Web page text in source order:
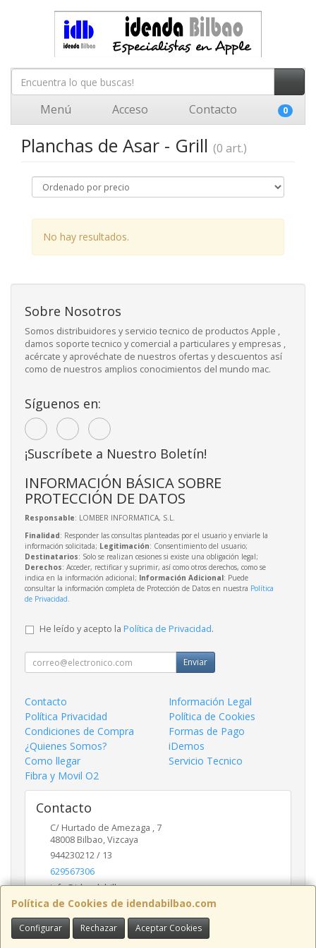
Menú Acceso Contacto 0
Planchas de Asar - Grill (0 art.)
No hay resultados.
Política de Cookies de idendabilbao.com
Configurar Rechazar Aceptar Cookies
Sobre Nosotros
Somos distribuidores y servicio tecnico de productos Apple ,
damos soporte tecnico y comercial a particulares y empresas ,
acércate y aprovéchate de nuestros ofertas y descuentos así
como de nuestros amplios conocimientos del mundo mac.
Síguenos en:
¡Suscríbete a Nuestro Boletín!
INFORMACIÓN BÁSICA SOBRE
PROTECCIÓN DE DATOS
Responsable: LOMBER INFORMATICA, S.L.
Finalidad: Responder las consultas planteadas por el usuario y enviarle la
información solicitada; Legitimación: Consentimiento del usuario;
Destinatarios: Solo se realizan cesiones si existe una obligación legal;
Derechos: Acceder, rectificar y suprimir, así como otros derechos, como se
indica en la información adicional; Información Adicional: Puede
consultar la información completa de Protección de Datos en nuestra Política
de Privacidad.
He leído y acepto la Política de Privacidad.
Enviar
Contacto
Información Legal
Política Privacidad
Política de Cookies
Condiciones de Compra
Formas de Pago
¿Quienes Somos?
iDemos
Como llegar
Servicio Tecnico
Fibra y Movil O2
Contacto
C/ Hurtado de Amezaga , 7
48008 Bilbao,Vizcaya
944230212 / 13
629567306
info@idendabilbao.com
Horario